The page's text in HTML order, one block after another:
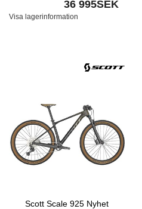
36 995SEK
Visa lagerinformation
Scott Scale 925 Nyhet